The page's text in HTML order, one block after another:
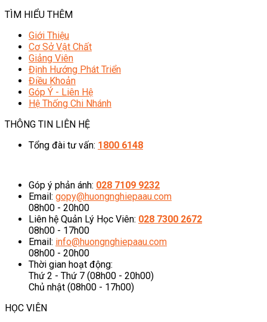
TÌM HIỂU THÊM
Giới Thiệu
Cơ Sở Vật Chất
Giảng Viên
Định Hướng Phát Triển
Điều Khoản
Góp Ý - Liên Hệ
Hệ Thống Chi Nhánh
THÔNG TIN LIÊN HỆ
Tổng đài tư vấn: 1800 6148
Góp ý phản ánh: 028 7109 9232
Email: gopy@huongnghiepaau.com
08h00 - 20h00
Liên hệ Quản Lý Học Viên: 028 7300 2672
08h00 - 17h00
Email: info@huongnghiepaau.com
08h00 - 20h00
Thời gian hoạt động:
Thứ 2 - Thứ 7 (08h00 - 20h00)
Chủ nhật (08h00 - 17h00)
HỌC VIÊN